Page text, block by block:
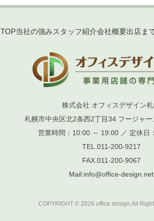
TOP当社の強みスタッフ紹介会社概要出店ま
株式会社 オフィスデザイン
札幌市中央区北2条西2丁目34 フージャ
営業時間：10:00 ～ 19:00 ／ 定休日
TEL. 011-200-9217
FAX. 011-200-9067
Mail:info@office-design.net
COPYRIGHT © 2026 office design.All